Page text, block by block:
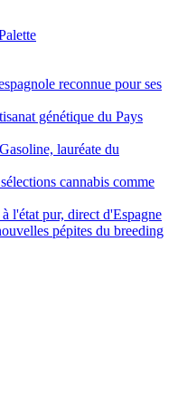
reconnue pour ses
génétique du Pays
lauréate du
cannabis comme
l'état pur, direct d'Espagne
pépites du breeding